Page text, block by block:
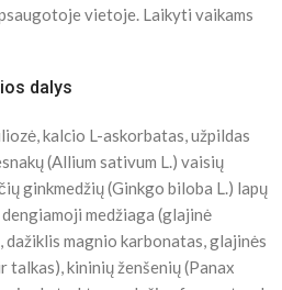
vietoje. Laikyti vaikams
dalys
kalcio L-askorbatas, užpildas
(Allium sativum L.) vaisių
ginkmedžių (Ginkgo biloba L.) lapų
medžiaga (glajinė
magnio karbonatas, glajinės
kininių ženšenių (Panax